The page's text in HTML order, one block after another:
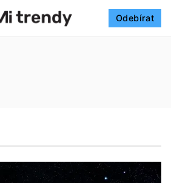
Odebírat